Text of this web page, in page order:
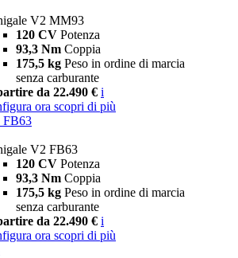
V2 MM93
120 CV Potenza
93,3 Nm Coppia
175,5 kg Peso in ordine di marcia
senza carburante
da 22.490 € i
ora scopri di più
FB63
V2 FB63
120 CV Potenza
93,3 Nm Coppia
175,5 kg Peso in ordine di marcia
senza carburante
da 22.490 € i
ora scopri di più